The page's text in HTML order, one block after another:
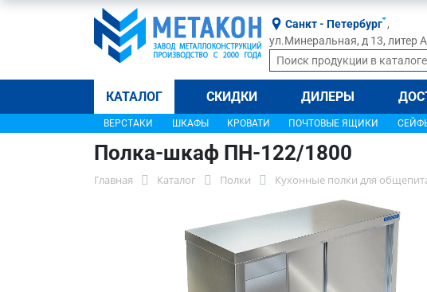
Санкт - Петербург ,
ул.Минеральная, д 13, литер А
КАТАЛОГ СКИДКИ ДИЛЕРЫ
ВЕРСТАКИ ШКАФЫ КРОВАТИ ПОЧТОВЫЕ ЯЩИКИ
Полка-шкаф ПН-122/1800
Главная Каталог Полки Кухонные полки для